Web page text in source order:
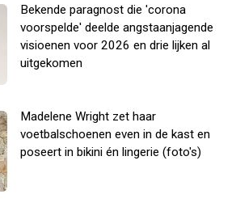
Bekende paragnost die 'corona
voorspelde' deelde angstaanjagende
visioenen voor 2026 en drie lijken al
uitgekomen
Madelene Wright zet haar
voetbalschoenen even in de kast en
poseert in bikini én lingerie (foto's)